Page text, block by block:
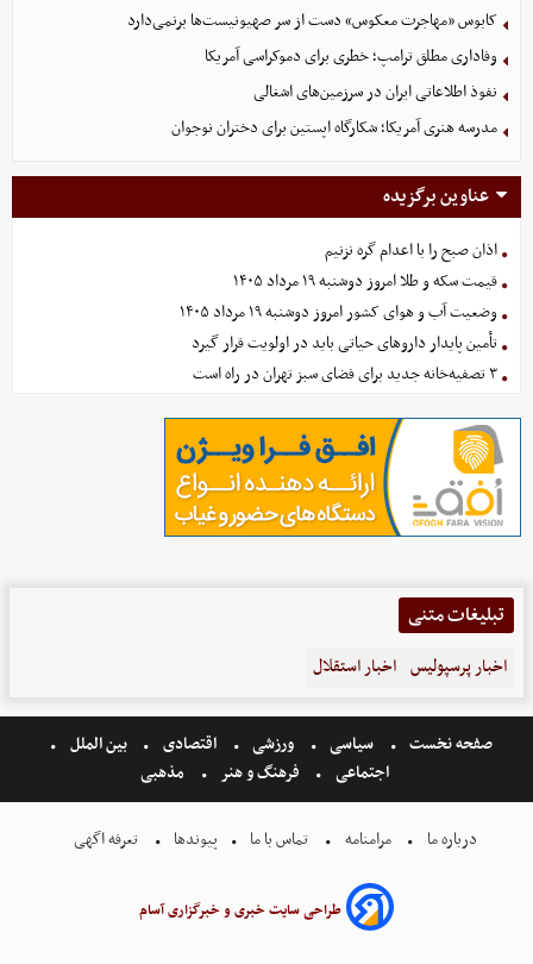
کابوس «مهاجرت معکوس» دست از سر صهیونیست‌ها برنمی‌دارد
وفاداری مطلق ترامپ؛ خطری برای دموکراسی آمریکا
نفوذ اطلاعاتی ایران در سرزمین‌های اشغالی
مدرسه هنری آمریکا؛ شکارگاه اپستین برای دختران نوجوان
عناوین برگزیده
اذان صبح را با اعدام گره نزنیم
قیمت سکه و طلا امروز دوشنبه ۱۹ مرداد ۱۴۰۵
وضعیت آب و هوای کشور امروز دوشنبه ۱۹ مرداد ۱۴۰۵
تأمین پایدار داروهای حیاتی باید در اولویت قرار گیرد
۳ تصفیه‌خانه جدید برای فضای سبز تهران در راه است
تبلیغات متنی
اخبار پرسپولیس اخبار استقلال
صفحه نخست سیاسی ورزشی اقتصادی
بین الملل
اجتماعی
فرهنگ و هنر مذهبی
درباره ما مرامنامه تماس با ما پیوندها تعرفه اگهی
طراحی سایت خبری و خبرگزاری آسام